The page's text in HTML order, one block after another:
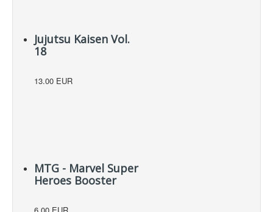
Jujutsu Kaisen Vol.
18
13.00 EUR
MTG - Marvel Super
Heroes Booster